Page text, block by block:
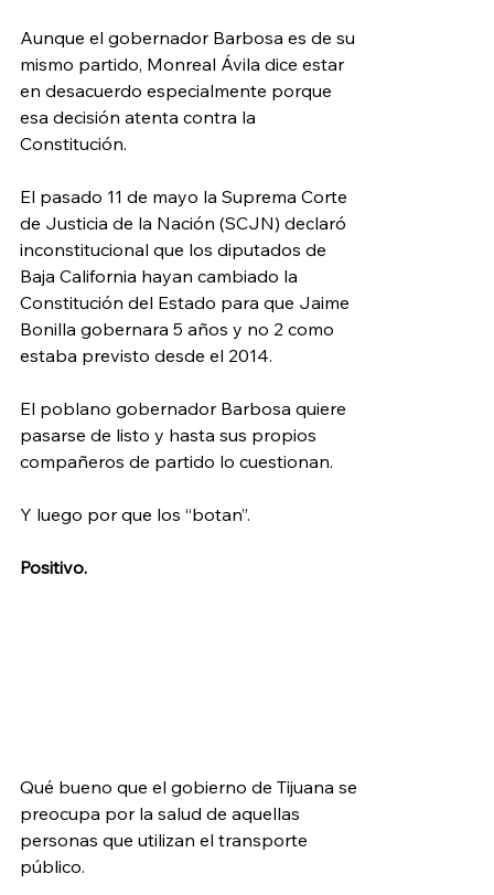
Aunque el gobernador Barbosa es de su
mismo partido, Monreal Ávila dice estar
en desacuerdo especialmente porque
esa decisión atenta contra la
Constitución.
El pasado 11 de mayo la Suprema Corte
de Justicia de la Nación (SCJN) declaró
inconstitucional que los diputados de
Baja California hayan cambiado la
Constitución del Estado para que Jaime
Bonilla gobernara 5 años y no 2 como
estaba previsto desde el 2014.
El poblano gobernador Barbosa quiere
pasarse de listo y hasta sus propios
compañeros de partido lo cuestionan.
Y luego por que los “botan”.
Positivo.
Qué bueno que el gobierno de Tijuana se
preocupa por la salud de aquellas
personas que utilizan el transporte
público.